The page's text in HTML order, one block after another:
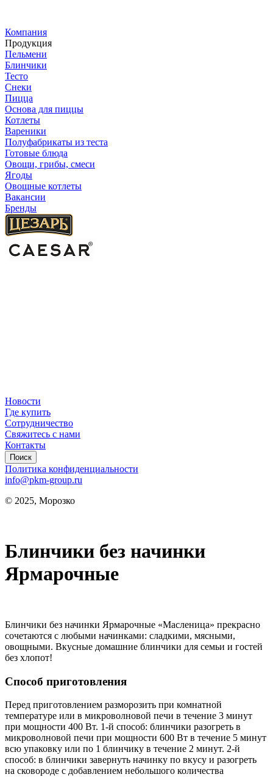
Компания
Продукция
Пельмени
Блинчики
Тесто
Снеки
Пицца
Основа для пиццы
Котлеты
Вареники
Полуфабрикаты из теста
Готовые блюда
Овощи, грибы, смеси
Ягоды
Овощные котлеты
Вакансии
Бренды
Новости
Где купить
Сотрудничество
Свяжитесь с нами
Контакты
Поиск
Политика конфиденциальности
info@pkm-group.ru
© 2025, Морозко
Блинчики без начинки
Ярмарочные
Блинчики без начинки Ярмарочные «Масленица» прекрасно
сочетаются с любыми начинками: сладкими, мясными,
овощными. Вкусные домашние блинчики для семьи и гостей
без хлопот!
Способ приготовления
Перед приготовлением разморозить при комнатной
температуре или в микроволновой печи в течение 3 минут
при мощности 400 Вт. 1-й способ: блинчики разогреть в
микроволновой печи при мощности 600 Вт в течение 5 минут
всю упаковку или по 1 блинчику в течение 2 минут. 2-й
способ: в блинчики завернуть начинку по вкусу и разогреть
на сковороде с добавлением небольшого количества